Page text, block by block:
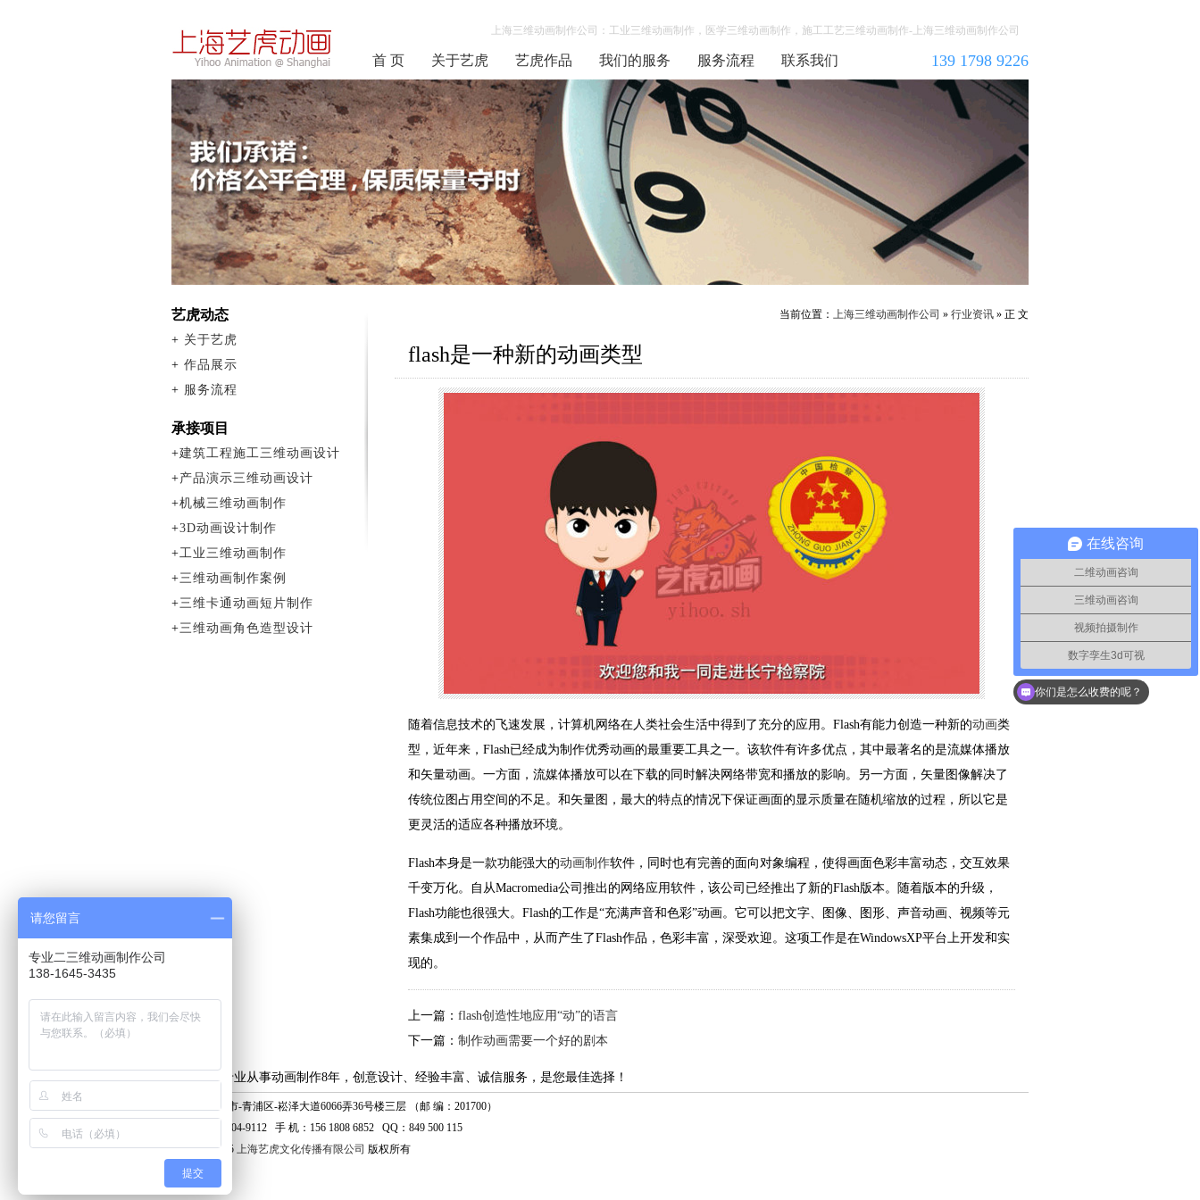
上海三维动画制作公司：工业三维动画制作，医学三维动画制作，施工工艺三维动画制作-上海三维动画制作公司
首 页 关于艺虎 艺虎作品 我们的服务 服务流程 联系我们 139 1798 9226
当前位置： 上海三维动画制作公司 » 行业资讯 » 正 文
flash是一种新的动画类型
随着信息技术的飞速发展，计算机网络在人类社会生活中得到了充分的应用。Flash有能力创造一种新的动画类
型，近年来，Flash已经成为制作优秀动画的最重要工具之一。该软件有许多优点，其中最著名的是流媒体播放
和矢量动画。一方面，流媒体播放可以在下载的同时解决网络带宽和播放的影响。另一方面，矢量图像解决了
传统位图占用空间的不足。和矢量图，最大的特点的情况下保证画面的显示质量在随机缩放的过程，所以它是
更灵活的适应各种播放环境。
Flash本身是一款功能强大的动画制作软件，同时也有完善的面向对象编程，使得画面色彩丰富动态，交互效果
千变万化。自从Macromedia公司推出的网络应用软件，该公司已经推出了新的Flash版本。随着版本的升级，
Flash功能也很强大。Flash的工作是“充满声音和色彩”动画。它可以把文字、图像、图形、声音动画、视频等元
素集成到一个作品中，从而产生了Flash作品，色彩丰富，深受欢迎。这项工作是在WindowsXP平台上开发和实
现的。
上一篇： flash创造性地应用“动”的语言
下一篇： 制作动画需要一个好的剧本
艺虎动态
+ 关于艺虎
+ 作品展示
+ 服务流程
承接项目
+建筑工程施工三维动画设计
+产品演示三维动画设计
+机械三维动画制作
+3D动画设计制作
+工业三维动画制作
+三维动画制作案例
+三维卡通动画短片制作
+三维动画角色造型设计
上海艺虎专业从事动画制作8年，创意设计、经验丰富、诚信服务，是您最佳选择！
地 址：上海市-青浦区-崧泽大道6066弄36号楼三层 （邮 编：201700）
电 话：400-804-9112 手 机：156 1808 6852 QQ：849 500 115
© 2006 - 2025 上海艺虎文化传播有限公司 版权所有
在线咨询
二维动画咨询
三维动画咨询
视频拍摄制作
数字孪生3d可视
你们是怎么收费的呢？
请您留言
专业二三维动画制作公司
138-1645-3435
提交